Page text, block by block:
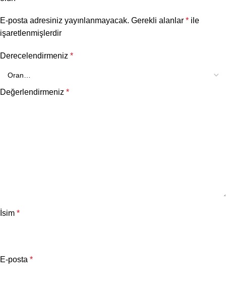
E-posta adresiniz yayınlanmayacak. Gerekli alanlar * ile
işaretlenmişlerdir
Derecelendirmeniz *
Değerlendirmeniz *
İsim *
E-posta *